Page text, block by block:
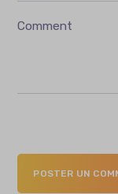
Comment
POSTER UN